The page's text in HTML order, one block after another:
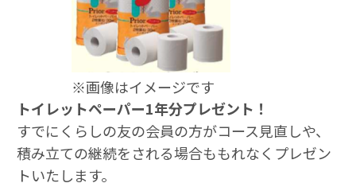
※画像はイメージです
トイレットペーパー1年分プレゼント！
すでにくらしの友の会員の方がコース⾒直しや、
積み⽴ての継続をされる場合ももれなくプレゼン
トいたします。